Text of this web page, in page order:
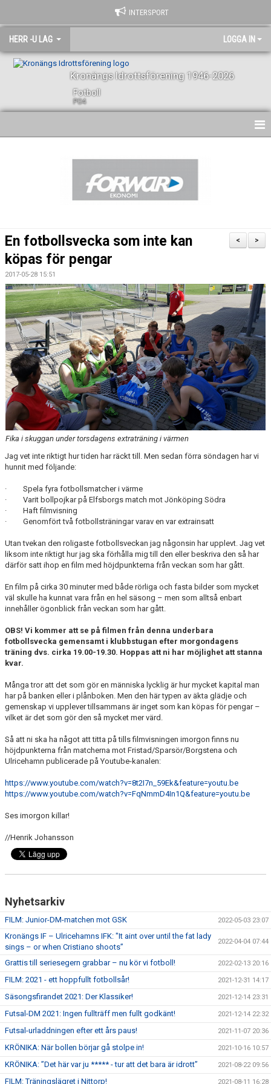
INTERSPORT
HERR -U LAG LOGGA IN
Kronängs Idrottsförening 1946-2026
Fotboll
P04
BILDGALLERI
DOKUMENT
KONTAKT
MATCHER
>
<
En fotbollsvecka som inte kan
köpas för pengar
2017-05-28 15:51
Fika i skuggan under torsdagens extraträning i värmen
Jag vet inte riktigt hur tiden har räckt till. Men sedan förra söndagen har vi
hunnit med följande:
· Spela fyra fotbollsmatcher i värme
· Varit bollpojkar på Elfsborgs match mot Jönköping Södra
· Haft filmvisning
· Genomfört två fotbollsträningar varav en var extrainsatt
Utan tvekan den roligaste fotbollsveckan jag någonsin har upplevt. Jag vet
liksom inte riktigt hur jag ska förhålla mig till den eller beskriva den så har
därför satt ihop en film med höjdpunkterna från veckan som har gått.
En film på cirka 30 minuter med både rörliga och fasta bilder som mycket
väl skulle ha kunnat vara från en hel säsong – men som alltså enbart
innehåller ögonblick från veckan som har gått.
OBS! Vi kommer att se på filmen från denna underbara
fotbollsvecka gemensamt i klubbstugan efter morgondagens
träning dvs. cirka 19.00-19.30. Hoppas att ni har möjlighet att stanna
kvar.
Många tror att det som gör en människa lycklig är hur mycket kapital man
har på banken eller i plånboken. Men den här typen av äkta glädje och
gemenskap vi upplever tillsammans är inget som kan köpas för pengar –
vilket är det som gör den så mycket mer värd.
Så att ni ska ha något att titta på tills filmvisningen imorgon finns nu
höjdpunkterna från matcherna mot Fristad/Sparsör/Borgstena och
Ulricehamn publicerade på Youtube-kanalen:
https://www.youtube.com/watch?v=8t2I7n_59Ek&feature=youtu.be
https://www.youtube.com/watch?v=FqNmmD4In1Q&feature=youtu.be
Ses imorgon killar!
//Henrik Johansson
Nyhetsarkiv
FILM: Junior-DM-matchen mot GSK 2022-05-03 23:07
Kronängs IF – Ulricehamns IFK: "It aint over until the fat lady
sings – or when Cristiano shoots”
2022-04-04 07:44
Grattis till seriesegern grabbar – nu kör vi fotboll! 2022-02-13 20:16
FILM: 2021 - ett hoppfullt fotbollsår! 2021-12-31 14:17
Säsongsfirandet 2021: Der Klassiker! 2021-12-14 23:31
Futsal-DM 2021: Ingen fullträff men fullt godkänt! 2021-12-14 22:32
Futsal-urladdningen efter ett års paus! 2021-11-07 20:36
KRÖNIKA: När bollen börjar gå stolpe in! 2021-10-16 10:57
KRÖNIKA: ”Det här var ju ***** - tur att det bara är idrott” 2021-08-22 09:56
FILM: Träningslägret i Nittorp! 2021-08-11 16:28